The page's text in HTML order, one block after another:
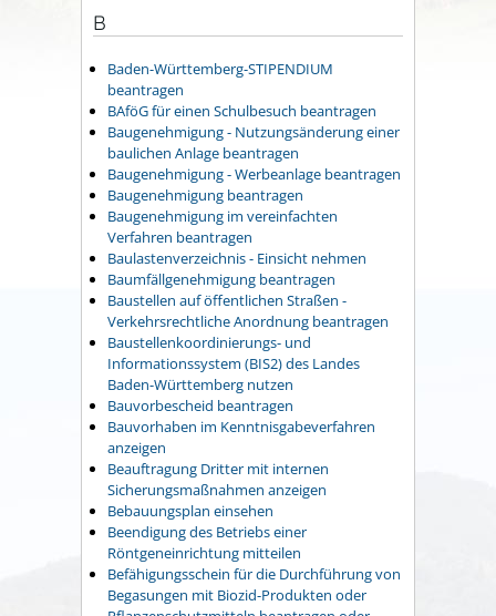
B
Baden-Württemberg-STIPENDIUM
beantragen
BAföG für einen Schulbesuch beantragen
Baugenehmigung - Nutzungsänderung einer
baulichen Anlage beantragen
Baugenehmigung - Werbeanlage beantragen
Baugenehmigung beantragen
Baugenehmigung im vereinfachten
Verfahren beantragen
Baulastenverzeichnis - Einsicht nehmen
Baumfällgenehmigung beantragen
Baustellen auf öffentlichen Straßen -
Verkehrsrechtliche Anordnung beantragen
Baustellenkoordinierungs- und
Informationssystem (BIS2) des Landes
Baden-Württemberg nutzen
Bauvorbescheid beantragen
Bauvorhaben im Kenntnisgabeverfahren
anzeigen
Beauftragung Dritter mit internen
Sicherungsmaßnahmen anzeigen
Bebauungsplan einsehen
Beendigung des Betriebs einer
Röntgeneinrichtung mitteilen
Befähigungsschein für die Durchführung von
Begasungen mit Biozid-Produkten oder